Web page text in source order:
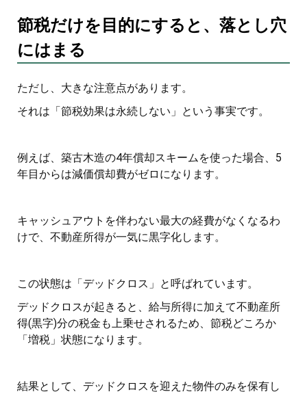
節税だけを目的にすると、落とし穴
にはまる
ただし、大きな注意点があります。
それは「節税効果は永続しない」という事実です。
例えば、築古木造の4年償却スキームを使った場合、5
年目からは減価償却費がゼロになります。
キャッシュアウトを伴わない最大の経費がなくなるわ
けで、不動産所得が一気に黒字化します。
この状態は「デッドクロス」と呼ばれています。
デッドクロスが起きると、給与所得に加えて不動産所
得(黒字)分の税金も上乗せされるため、節税どころか
「増税」状態になります。
結果として、デッドクロスを迎えた物件のみを保有し